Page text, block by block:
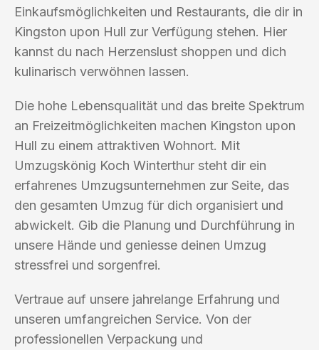
Einkaufsmöglichkeiten und Restaurants, die dir in
Kingston upon Hull zur Verfügung stehen. Hier
kannst du nach Herzenslust shoppen und dich
kulinarisch verwöhnen lassen.
Die hohe Lebensqualität und das breite Spektrum
an Freizeitmöglichkeiten machen Kingston upon
Hull zu einem attraktiven Wohnort. Mit
Umzugskönig Koch Winterthur steht dir ein
erfahrenes Umzugsunternehmen zur Seite, das
den gesamten Umzug für dich organisiert und
abwickelt. Gib die Planung und Durchführung in
unsere Hände und geniesse deinen Umzug
stressfrei und sorgenfrei.
Vertraue auf unsere jahrelange Erfahrung und
unseren umfangreichen Service. Von der
professionellen Verpackung und